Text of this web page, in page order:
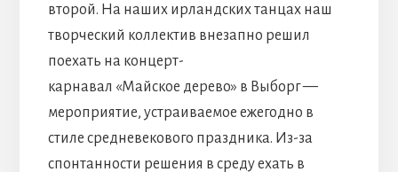
второй. На наших ирландских танцах наш
творческий коллектив внезапно решил
поехать на концерт-
карнавал «Майское дерево» в Выборг —
мероприятие, устраиваемое ежегодно в
стиле средневекового праздника. Из-за
спонтанности решения в среду ехать в